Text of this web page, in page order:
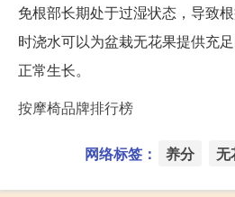
免根部长期处于过湿状态，导致
时浇水可以为盆栽无花果提供充
正常生长。
按摩椅品牌排行榜
网络标签： 养分 无